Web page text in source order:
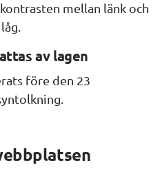
mellan länk och
av lagen
före den 23